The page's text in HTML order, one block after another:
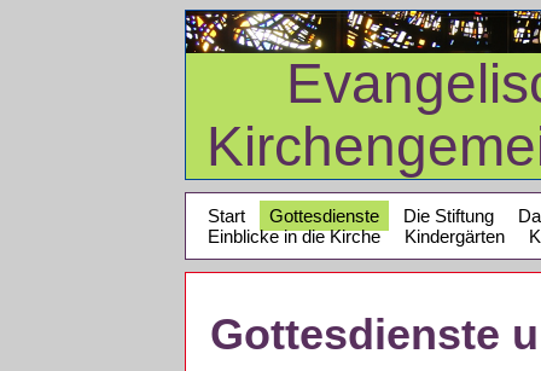
Start Gottesdienste Die Stiftung
Einblicke in die Kirche
Kindergärten
Gottesdienste